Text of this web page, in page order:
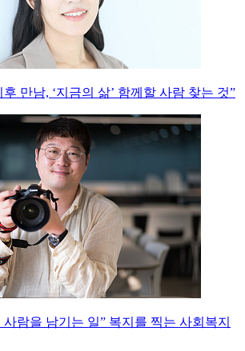
후 만남, ‘지금의 삶’ 함께할 사람 찾는 것”
사람을 남기는 일” 복지를 찍는 사회복지